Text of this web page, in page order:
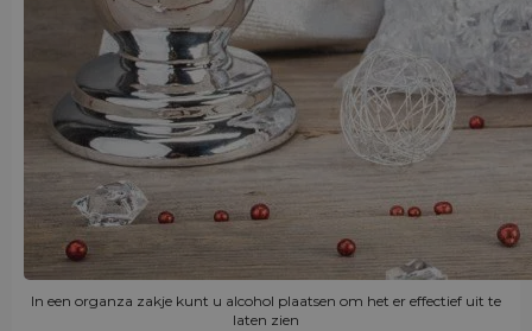
In een organza zakje kunt u alcohol plaatsen om het er effectief uit te
laten zien